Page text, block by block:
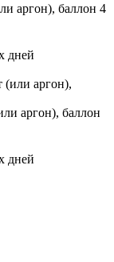
аргон), баллон 4
дней
аргон), баллон
дней